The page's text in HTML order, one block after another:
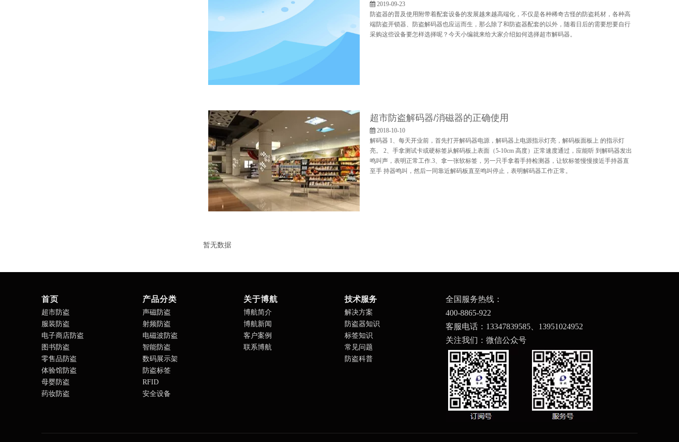
2019-09-23
防盗器的普及使用附带着配套设备的发展越来越高端化，不仅是各种稀奇古怪的防盗耗材，各种高
端防盗开锁器、防盗解码器也应运而生，那么除了和防盗器配套的以外，随着日后的需要想要自行
采购这些设备要怎样选择呢？今天小编就来给大家介绍如何选择超市解码器。
超市防盗解码器/消磁器的正确使用
2018-10-10
解码器 1、每天开业前，首先打开解码器电源，解码器上电源指示灯亮，解码板面板上 的指示灯
亮。 2、手拿测试卡或硬标签从解码板上表面（5-10cm 高度）正常速度通过，应能听 到解码器发出
鸣叫声，表明正常工作.3、拿一张软标签，另一只手拿着手持检测器，让软标签慢慢接近手持器直
至手 持器鸣叫，然后一同靠近解码板直至鸣叫停止，表明解码器工作正常。
暂无数据
首页
超市防盗
服装防盗
电子商店防盗
图书防盗
零售品防盗
体验馆防盗
母婴防盗
药妆防盗
产品分类
声磁防盗
射频防盗
电磁波防盗
智能防盗
数码展示架
防盗标签
RFID
安全设备
关于博航
博航简介
博航新闻
客户案例
联系博航
技术服务
解决方案
防盗器知识
标签知识
常见问题
防盗科普
全国服务热线：
400-8865-922
客服电话：13347839585、 13951024952
关注我们：微信公众号